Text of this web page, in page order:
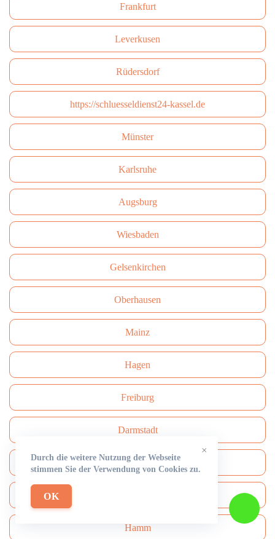
Frankfurt
Leverkusen
Rüdersdorf
https://schluesseldienst24-kassel.de
Münster
Karlsruhe
Augsburg
Wiesbaden
Gelsenkirchen
Oberhausen
Mainz
Hagen
Freiburg
Darmstadt
Сhemnitz
Hamm
×
Durch die weitere Nutzung der Webseite
stimmen Sie der Verwendung von Cookies zu.
OK